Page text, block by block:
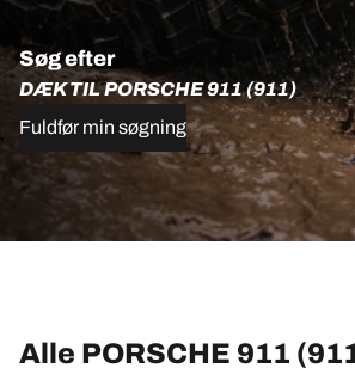
Søg efter
DÆK TIL PORSCHE 911 (911)
Fuldfør min søgning
Alle PORSCHE 911